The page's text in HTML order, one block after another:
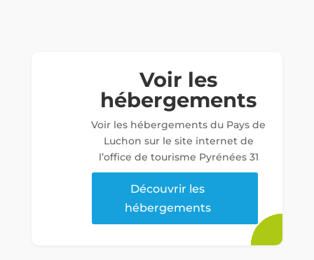
Voir les
hébergements
Voir les hébergements du Pays de
Luchon sur le site internet de
l’office de tourisme Pyrénées 31
Découvrir les
hébergements